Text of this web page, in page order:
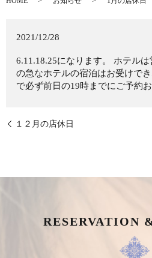
2021/12/28
6.11.18.25になります。 ホテル
の急なホテルの宿泊はお受けで
で必ず前日の19時までにご予約お
１２月の店休日
RESERVATION